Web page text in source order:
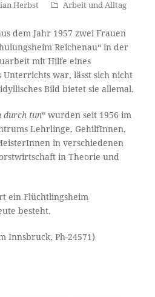
Herbst Arbeit und Alltag
dem Jahr 1957 zwei Frauen
Reichenau“ in der
mit Hilfe eines
Unterrichts war, lässt sich nicht
Bild bietet sie allemal.
durch tun“ wurden seit 1956 im
Lehrlinge, GehilfInnen,
in verschiedenen
in Theorie und
ein Flüchtlingsheim
besteht.
Innsbruck, Ph-24571)